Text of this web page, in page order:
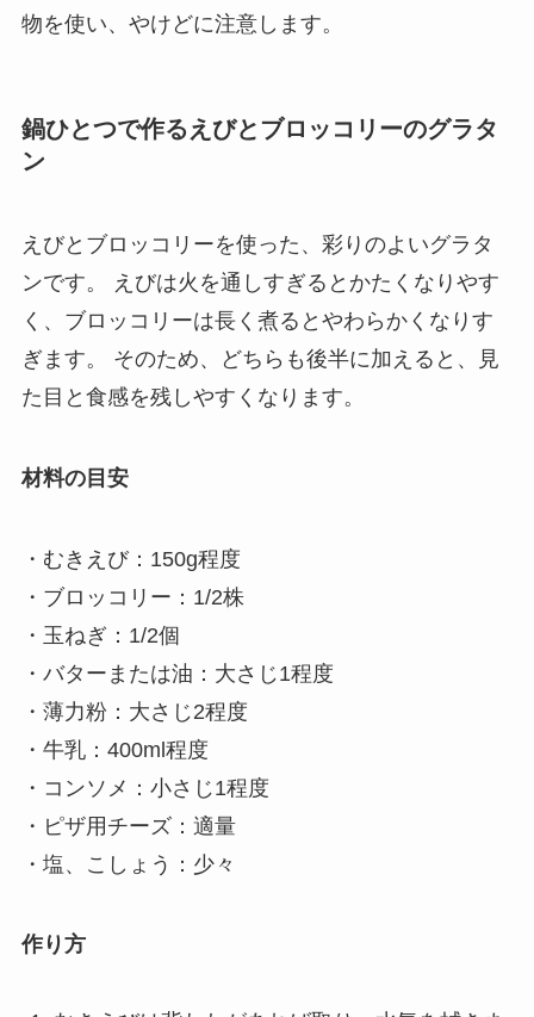
物を使い、やけどに注意します。
鍋ひとつで作るえびとブロッコリーのグラタ
ン
えびとブロッコリーを使った、彩りのよいグラタ
ンです。 えびは火を通しすぎるとかたくなりやす
く、ブロッコリーは長く煮るとやわらかくなりす
ぎます。 そのため、どちらも後半に加えると、見
た目と食感を残しやすくなります。
材料の目安
・むきえび：150g程度
・ブロッコリー：1/2株
・玉ねぎ：1/2個
・バターまたは油：大さじ1程度
・薄力粉：大さじ2程度
・牛乳：400ml程度
・コンソメ：小さじ1程度
・ピザ用チーズ：適量
・塩、こしょう：少々
作り方